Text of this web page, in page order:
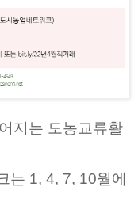
지는 도농교류활
는 1, 4, 7, 10월에